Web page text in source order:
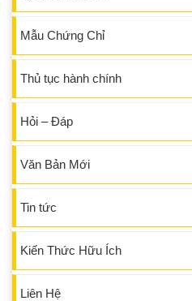
Mẫu Chứng Chỉ
Thủ tục hành chính
Hỏi – Đáp
Văn Bản Mới
Tin tức
Kiến Thức Hữu Ích
Liên Hệ